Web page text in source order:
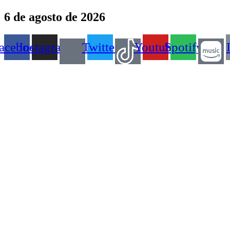
Ir
para
o
conteúdo
6 de agosto de 2026
Instagram Twitter YoutubeSpotify